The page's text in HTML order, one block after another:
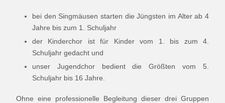
bei den Singmäusen starten die Jüngsten im Alter ab 4
Jahre bis zum 1. Schuljahr
der Kinderchor ist für Kinder vom 1. bis zum 4.
Schuljahr gedacht und
unser Jugendchor bedient die Größten vom 5.
Schuljahr bis 16 Jahre.
Ohne eine professionelle Begleitung dieser drei Gruppen